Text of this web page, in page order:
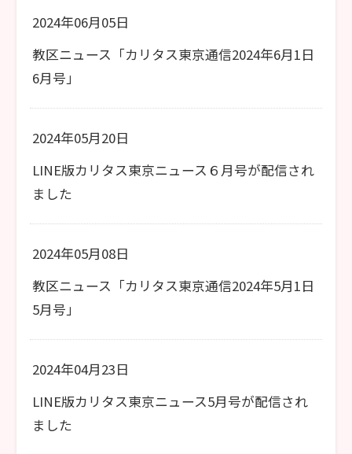
2024年06月05日
教区ニュース「カリタス東京通信2024年6月1日
6月号」
2024年05月20日
LINE版カリタス東京ニュース６月号が配信され
ました
2024年05月08日
教区ニュース「カリタス東京通信2024年5月1日
5月号」
2024年04月23日
LINE版カリタス東京ニュース5月号が配信され
ました